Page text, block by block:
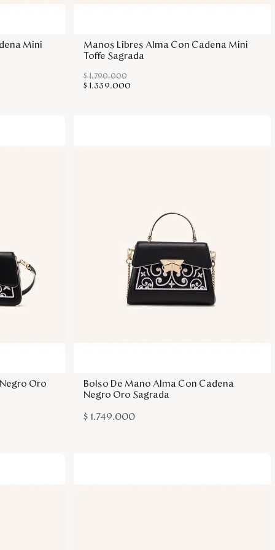
Mini
Manos Libres Alma Con Cadena Mini
Toffe Sagrada
$ 1.790.000
$ 1 .339.000
Oro
Bolso De Mano Alma Con Cadena
Negro Oro Sagrada
$ 1.749.000